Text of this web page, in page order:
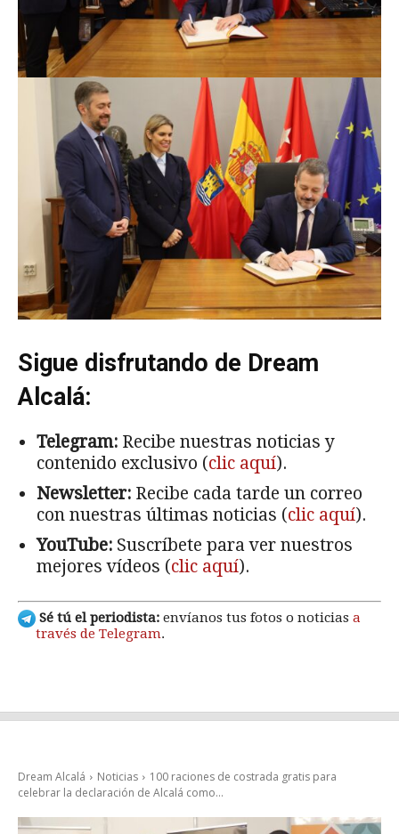
Sigue disfrutando de Dream
Alcalá:
Telegram: Recibe nuestras noticias y
contenido exclusivo (clic aquí).
Newsletter: Recibe cada tarde un correo
con nuestras últimas noticias (clic aquí).
YouTube: Suscríbete para ver nuestros
mejores vídeos (clic aquí).
Sé tú el periodista: envíanos tus fotos o noticias a
través de Telegram.